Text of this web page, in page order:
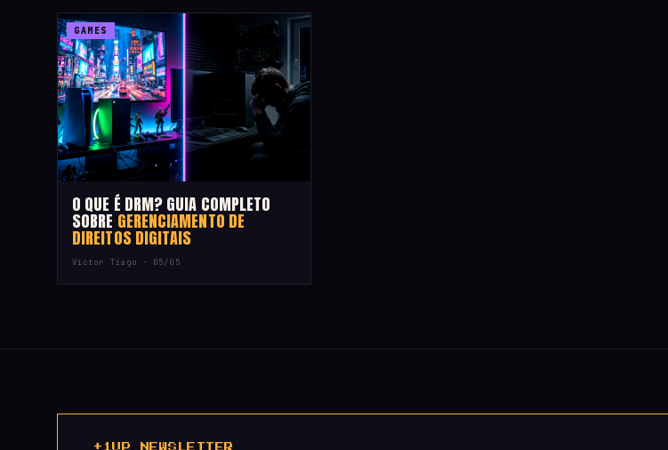
GAMES
O QUE É DRM? GUIA COMPLETO
SOBRE GERENCIAMENTO DE
DIREITOS DIGITAIS
Victor Tiago · 05/05
+1UP NEWSLETTER